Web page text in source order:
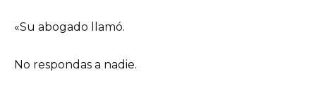
«Su abogado llamó.
No respondas a nadie.